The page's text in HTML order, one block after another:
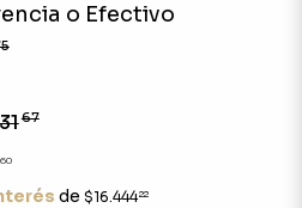
o Efectivo
67
60
de $16.44422